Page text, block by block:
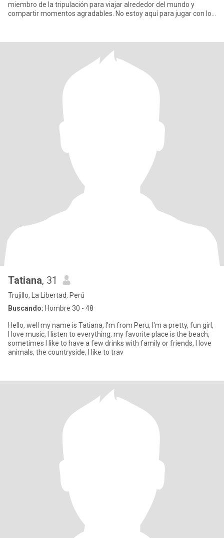
miembro de la tripulación para viajar alrededor del mundo y
compartir momentos agradables. No estoy aquí para jugar con los
Tatiana, 31
Trujillo, La Libertad, Perú
Buscando: Hombre 30 - 48
Hello, well my name is Tatiana, I'm from Peru, I'm a pretty, fun girl,
I love music, I listen to everything, my favorite place is the beach,
sometimes I like to have a few drinks with family or friends, I love
animals, the countryside, I like to trav